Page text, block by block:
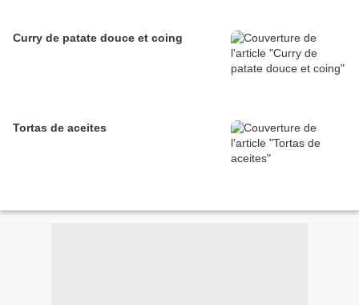
Curry de patate douce et coing
Tortas de aceites